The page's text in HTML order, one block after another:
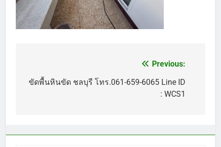
เรื่อง
Previous:
ขัดพื้นหินขัด ชลบุรี โทร.061-659-6065 Line ID
: WCS1